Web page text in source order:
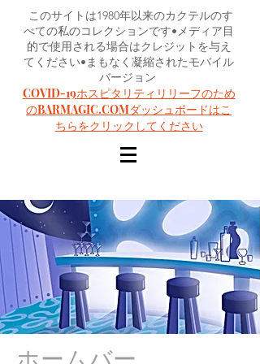
このサイトは1980年以来のカクテルのす
べての私のコレクションです•メディア目
的で使用される場合はクレジットを与え
てください•まもなく凝縮されたモバイル
バージョン
COVID-19ホスピタリティリリーフのため
のBARMAGIC.COMダッシュボードはこ
ちらをクリックしてください
ホームバー